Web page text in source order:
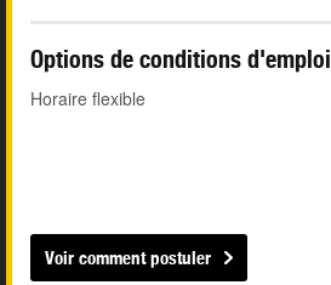
Options de conditions d'emploi
Horaire flexible
Voir comment postuler